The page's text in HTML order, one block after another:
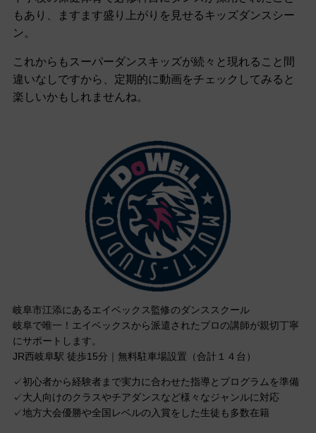
もあり、ますます盛り上がりを見せるキッズダンスシー
ン。
これからもスーパーダンスキッズが続々と現れること間
違いなしですから、定期的に動画をチェックしてみると
楽しいかもしれませんね。
岐阜市江添にあるエイベックス監修のダンススクール
岐阜で唯一！エイベックスから派遣されたプロの講師が親切丁寧
にサポートします。
JR西岐阜駅 徒歩15分｜無料駐車場設置（合計１４台）
✓初心者から経験者まで実力に合わせた指導とプログラムを準備
✓大人向けのクラスやチアダンスなど様々なジャンルに対応
✓地方大会優勝や全国レベルの入賞をした生徒も多数在籍